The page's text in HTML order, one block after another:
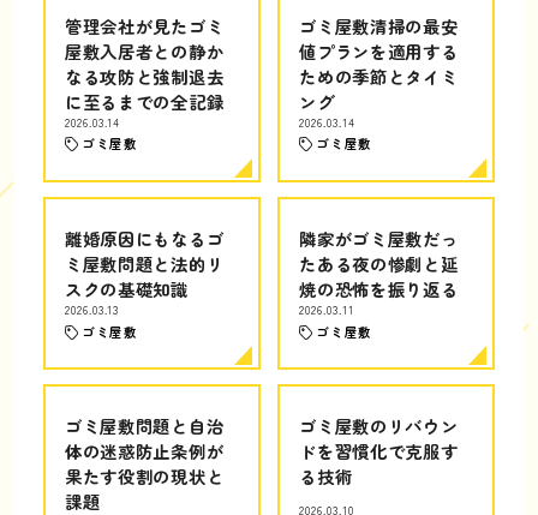
管理会社が見たゴミ
屋敷入居者との静か
なる攻防と強制退去
に至るまでの全記録
2026.03.14
ゴミ屋敷
ゴミ屋敷清掃の最安
値プランを適用する
ための季節とタイミ
ング
2026.03.14
ゴミ屋敷
離婚原因にもなるゴ
ミ屋敷問題と法的リ
スクの基礎知識
2026.03.13
ゴミ屋敷
隣家がゴミ屋敷だっ
たある夜の惨劇と延
焼の恐怖を振り返る
2026.03.11
ゴミ屋敷
ゴミ屋敷問題と自治
体の迷惑防止条例が
果たす役割の現状と
課題
ゴミ屋敷のリバウン
ドを習慣化で克服す
る技術
2026.03.10